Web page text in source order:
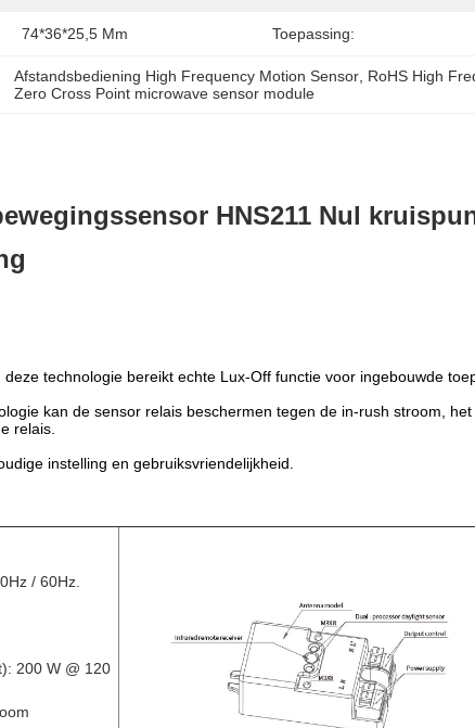
74*36*25,5 Mm Toepassing:
Afstandsbediening High Frequency Motion Sensor RoHS High
Zero Cross Point microwave sensor module
HNS211 Nul
technologie bereikt echte Lux-Off functie voor ingebouwde
kan de sensor relais beschermen tegen de in-rush stroom, het
relais.
instelling en gebruiksvriendelijkheid.
/ 60Hz.
200 W @ 120